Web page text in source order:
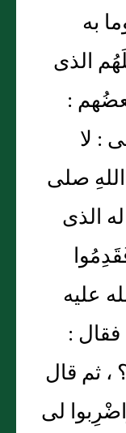
به
الذى
:
: لا
صلى
الذى
عليه
:
، ثم قال
لى